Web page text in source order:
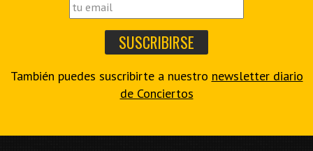
También puedes suscribirte a nuestro newsletter diario
de Conciertos